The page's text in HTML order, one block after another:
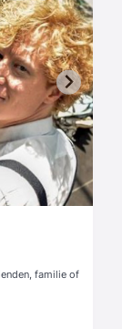
familie of